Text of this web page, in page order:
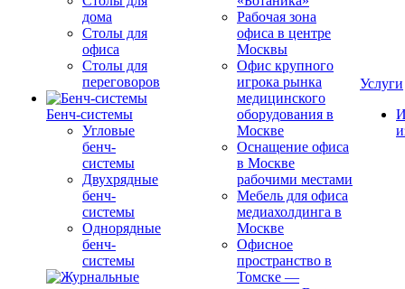
дома
Столы для
офиса
Столы для
переговоров
Бенч-системы
Угловые
бенч-
системы
Двухрядные
бенч-
системы
Однорядные
бенч-
системы
Рабочая зона
офиса в центре
Москвы
Офис крупного
игрока рынка
медицинского
оборудования в
Москве
Оснащение офиса
в Москве
рабочими местами
Мебель для офиса
медиахолдинга в
Москве
Офисное
пространство в
Томске —
Услуги